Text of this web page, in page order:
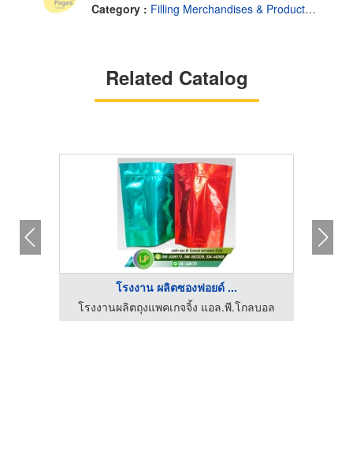
Category : Filling Merchandises & Products-Contractors
Related Catalog
โรงงาน ผลิตซองฟอยด์ ...
โรงงานผลิตถุงแพคเกจจิ้ง แอล.พี.โกลบอล